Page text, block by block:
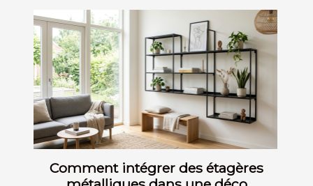
Comment intégrer des étagères